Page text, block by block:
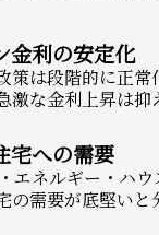
金利の安定化
策は段階的に正常
激な金利上昇は抑
宅への需要
エネルギー・ハ
の需要が底堅いと